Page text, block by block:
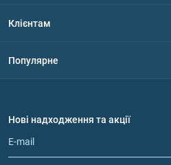
Політика конфіденційності
Обмін та повернення
Клієнтам
Популярне
Протеїн
Гейнери
Нові надходження та акції